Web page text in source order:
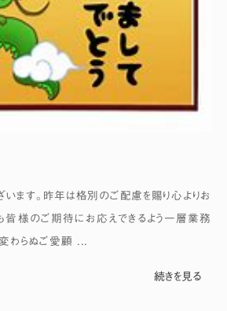
います。昨年は格別のご配慮を賜り心よりお
皆様のご期待にお応えできるよう一層業務
わらぬご愛顧 ...
続きを見る